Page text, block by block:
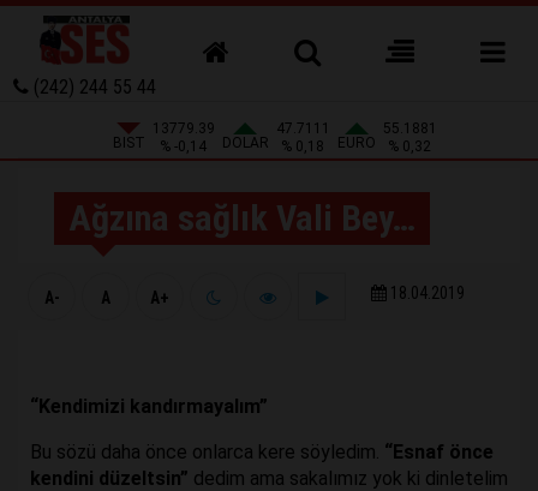
(242) 244 55 44
BIST
13779.39
% -0,14
DOLAR
47.7111
% 0,18
EURO
55.1881
% 0,32
Ağzına sağlık Vali Bey…
A- A A+ 18.04.2019
“Kendimizi kandırmayalım”
Bu sözü daha önce onlarca kere söyledim. “Esnaf önce
kendini düzeltsin” dedim ama sakalımız yok ki dinletelim